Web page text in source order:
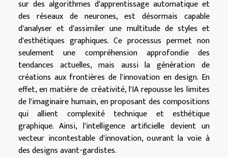
sur des algorithmes d'apprentissage automatique et
des réseaux de neurones, est désormais capable
d'analyser et d'assimiler une multitude de styles et
d'esthétiques graphiques. Ce processus permet non
seulement une compréhension approfondie des
tendances actuelles, mais aussi la génération de
créations aux frontières de l'innovation en design. En
effet, en matière de créativité, l'IA repousse les limites
de l'imaginaire humain, en proposant des compositions
qui allient complexité technique et esthétique
graphique. Ainsi, l'intelligence artificielle devient un
vecteur incontestable d'innovation, ouvrant la voie à
des designs avant-gardistes.